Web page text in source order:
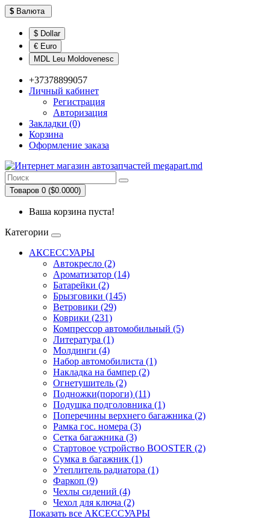
$ Валюта
$ Dollar
€ Euro
MDL Leu Moldovenesc
+37378899057
Личный кабинет
Регистрация
Авторизация
Закладки (0)
Корзина
Оформление заказа
Товаров 0 ($0.0000)
Ваша корзина пуста!
Категории
АКСЕССУАРЫ
Автокресло (2)
Ароматизатор (14)
Батарейки (2)
Брызговики (145)
Ветровики (29)
Коврики (231)
Компрессор автомобильный (5)
Литература (1)
Молдинги (4)
Набор автомобилиста (1)
Накладка на бампер (2)
Огнетушитель (2)
Подножки(пороги) (11)
Подушка подголовника (1)
Поперечины верхнего багажника (2)
Рамка гос. номера (3)
Сетка багажника (3)
Стартовое устройство BOOSTER (2)
Сумка в багажник (1)
Утеплитель радиатора (1)
Фаркоп (9)
Чехлы сидений (4)
Чехол для ключа (2)
Показать все АКСЕССУАРЫ